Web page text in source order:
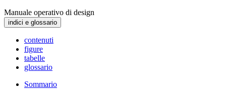
Manuale operativo di design
indici e glossario
contenuti
figure
tabelle
glossario
Sommario